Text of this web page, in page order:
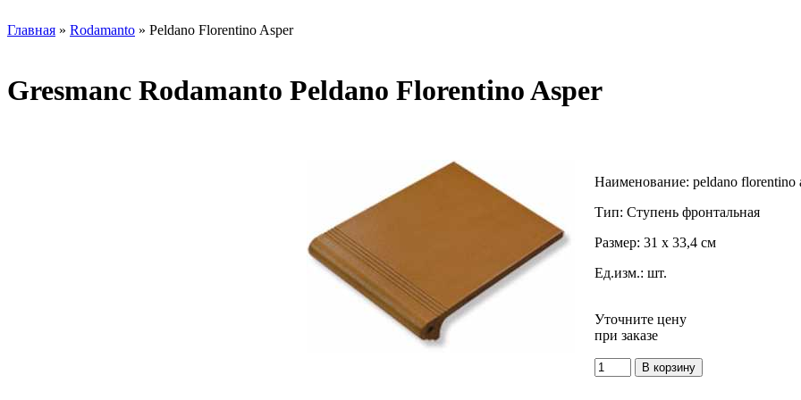
Главная » Rodamanto » Peldano Florentino Asper
Gresmanc Rodamanto Peldano Florentino Asper
Наименование: peldano florentino
Тип: Ступень фронтальная
Размер: 31 x 33,4 см
Ед.изм.: шт.
Уточните цену
при заказе